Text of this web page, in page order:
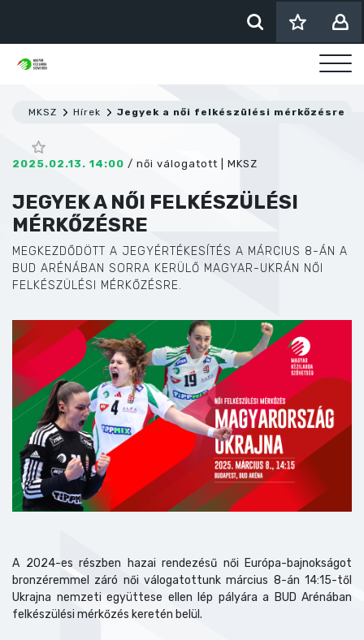
MKSZ Hírek Jegyek a női felkészülési mérkőzésre
2025.02.13. 14:00 / női válogatott MKSZ
JEGYEK A NŐI FELKÉSZÜLÉSI
MÉRKŐZÉSRE
MEGKEZDŐDÖTT A JEGYÉRTÉKESÍTÉS A MÁRCIUS 8-ÁN A
BUD ARÉNÁBAN SORRA KERÜLŐ MAGYAR-UKRÁN NŐI
FELKÉSZÜLÉSI MÉRKŐZÉSRE.
A 2024-es részben hazai rendezésű női Európa-bajnokságot
bronzéremmel záró női válogatottunk március 8-án 14:15-től
Ukrajna nemzeti együttese ellen lép pályára a BUD Arénában
felkészülési mérkőzés keretén belül.